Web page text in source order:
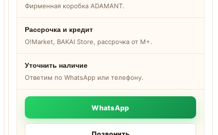
Фирменная коробка ADAMANT.
Рассрочка и кредит
O!Market, BAKAI Store, рассрочка от M+.
Уточнить наличие
Ответим по WhatsApp или телефону.
WhatsApp